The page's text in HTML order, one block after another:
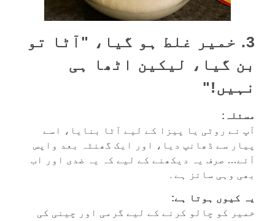
3. خمیر غلط ہو گیا، "آٹا تو
بن گیا، لیکین اٹھا ہی
نہیں!"
مسئلہ:
آپ نے روٹی یا پیزا کے لیے آٹا بنایا، اسے
پیار سے ڈھانپ دیا، اور ایک گھنٹہ بعد واپس
آئے… صرف یہ دیکھنے کے لیے کہ یہ ضدی اور اب
بھی وہی سائز ہے۔
یہ کیوں ہوتا ہے:
خمیر کو چالو کرنے کے لیے گرمی اور چینی کی